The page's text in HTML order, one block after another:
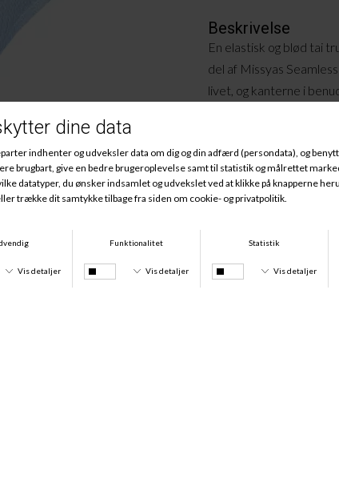
Beskrivelse
En elastisk og blød tai
del af Missyas
livet, og kanterne i
Materiale:
93% Polyamid
7% Elastan.